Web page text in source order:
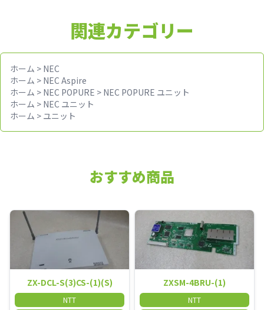
関連カテゴリー
ホーム > NEC
ホーム > NEC Aspire
ホーム > NEC POPURE > NEC POPURE ユニット
ホーム > NEC ユニット
ホーム > ユニット
おすすめ商品
ZX-DCL-S(3)CS-(1)(S)
NTT
ZXSM-4BRU-(1)
NTT